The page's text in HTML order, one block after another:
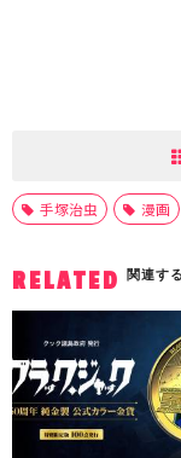
手塚治虫 漫画
RELATED 関連す